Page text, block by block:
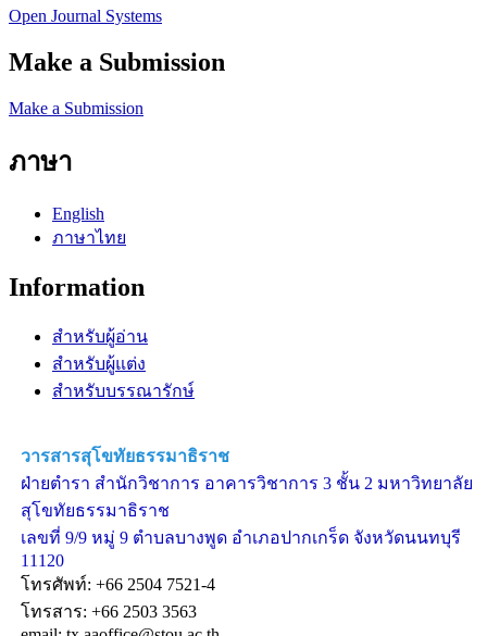
Open Journal Systems
Make a Submission
Make a Submission
ภาษา
English
ภาษาไทย
Information
สำหรับผู้อ่าน
สำหรับผู้แต่ง
สำหรับบรรณารักษ์
วารสารสุโขทัยธรรมาธิราช
ฝ่ายตำรา สำนักวิชาการ อาคารวิชาการ 3 ชั้น 2 มหาวิทยาลัย
สุโขทัยธรรมาธิราช
เลขที่ 9/9 หมู่ 9 ตำบลบางพูด อำเภอปากเกร็ด จังหวัดนนทบุรี
11120
โทรศัพท์: +66 2504 7521-4
โทรสาร: +66 2503 3563